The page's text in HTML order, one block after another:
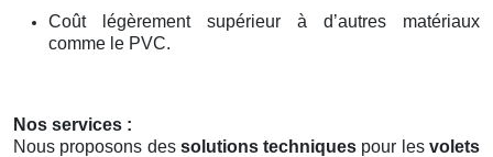
Coût légèrement supérieur à d’autres matériaux
comme le PVC.
Nos services :
Nous proposons des solutions techniques pour lesvolets